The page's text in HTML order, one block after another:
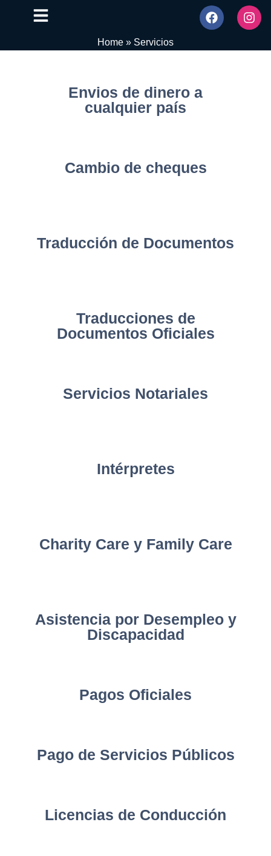
Home » Servicios
Envios de dinero a
cualquier país
Cambio de cheques
Traducción de Documentos
Traducciones de
Documentos Oficiales
Servicios Notariales
Intérpretes
Charity Care y Family Care
Asistencia por Desempleo y
Discapacidad
Pagos Oficiales
Pago de Servicios Públicos
Licencias de Conducción